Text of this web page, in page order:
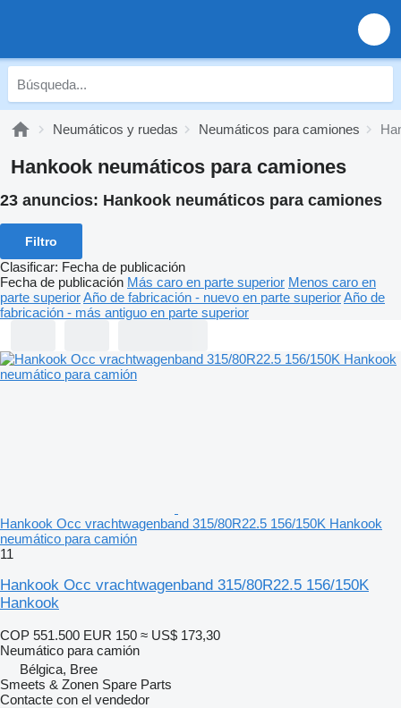
Neumáticos y ruedas Neumáticos para camiones
Hankook neumáticos para camiones
23 anuncios: Hankook neumáticos para camiones
Filtro
Clasificar: Fecha de publicación
Fecha de publicación Más caro en parte superior Menos caro en
parte superiorAño de fabricación - nuevo en parte superiorAño de
fabricación - más antiguo en parte superior
Hankook Occ vrachtwagenband 315/80R22.5 156/150K Hankook
neumático para camión
11
Hankook Occ vrachtwagenband 315/80R22.5 156/150K
Hankook
COP 551.500 EUR 150 ≈ US$ 173,30
Neumático para camión
Bélgica, Bree
Smeets & Zonen Spare Parts
Contacte con el vendedor